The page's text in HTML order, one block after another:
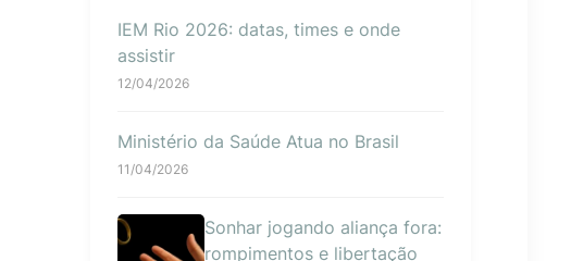
IEM Rio 2026: datas, times e onde
assistir
12/04/2026
Ministério da Saúde Atua no Brasil
11/04/2026
Sonhar jogando aliança fora:
rompimentos e libertação